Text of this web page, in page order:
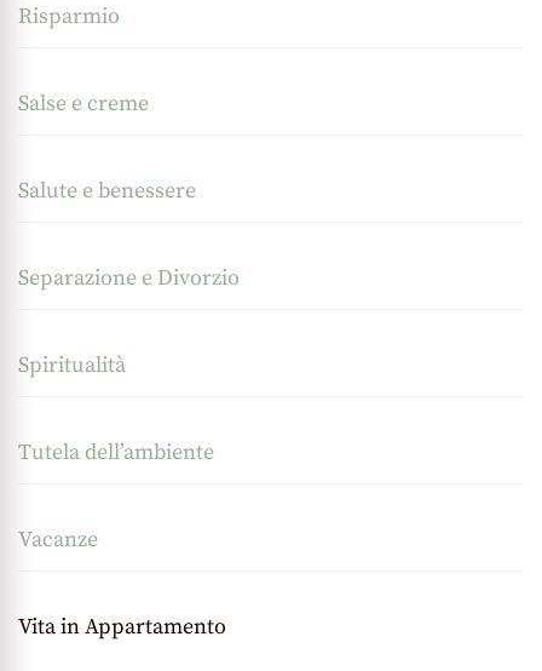
Risparmio
Salse e creme
Salute e benessere
Separazione e Divorzio
Spiritualità
Tutela dell’ambiente
Vacanze
Vita in Appartamento